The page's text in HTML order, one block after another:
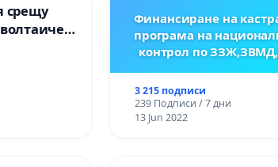
срещу
Радомир
Финансиране на
програма на
контрол по
3 215 подписи
239 Подписи / 7 дни
13 Jun 2022